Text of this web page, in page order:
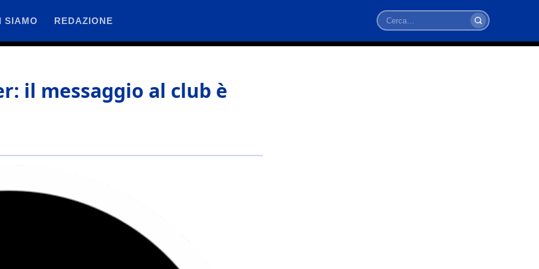
SIAMO REDAZIONE
Cerca
il messaggio al club è